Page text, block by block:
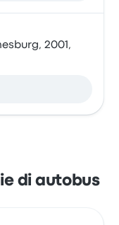
2001,
di autobus